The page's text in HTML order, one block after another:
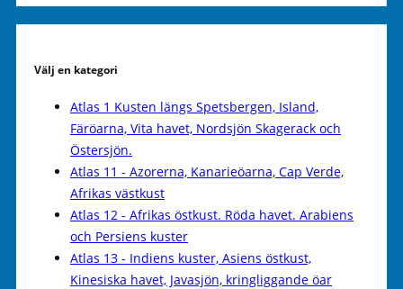
Välj en kategori
Atlas 1 Kusten längs Spetsbergen, Island,
Färöarna, Vita havet, Nordsjön Skagerack och
Östersjön.
Atlas 11 - Azorerna, Kanarieöarna, Cap Verde,
Afrikas västkust
Atlas 12 - Afrikas östkust. Röda havet. Arabiens
och Persiens kuster
Atlas 13 - Indiens kuster, Asiens östkust,
Kinesiska havet, Javasjön, kringliggande öar